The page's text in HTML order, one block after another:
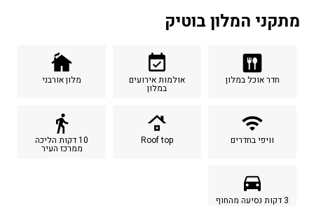
מתקני המלון בוטיק
dining
חדר אוכל במלון
event_available
אולמות אירועים
במלון
cottage
מלון אורבני
wifi
וויפי בחדרים
roofing
Roof top
directions_walk
10 דקות הליכה
ממרכז העיר
time_to_leave
3 דקות נסיעה מהחוף